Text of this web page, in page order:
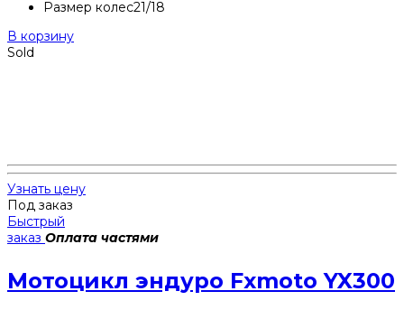
Размер колес21/18
В корзину
Sold
Узнать цену
Под заказ
Быстрый
заказ Оплата частями
Мотоцикл эндуро Fxmoto YX300